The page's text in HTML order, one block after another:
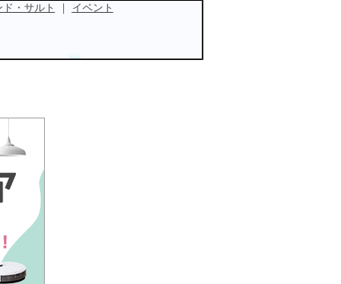
ド・サルト ｜ イベント